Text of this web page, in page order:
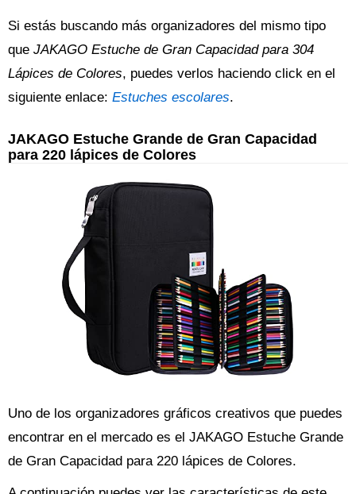
Si estás buscando más organizadores del mismo tipo
que JAKAGO Estuche de Gran Capacidad para 304
Lápices de Colores, puedes verlos haciendo click en el
siguiente enlace: Estuches escolares.
JAKAGO Estuche Grande de Gran Capacidad
para 220 lápices de Colores
Uno de los organizadores gráficos creativos que puedes
encontrar en el mercado es el JAKAGO Estuche Grande
de Gran Capacidad para 220 lápices de Colores.